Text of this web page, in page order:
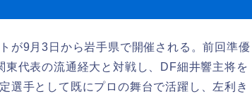
が9月3日から岩手県で開催される。前回準優
代表の流通経大と対戦し、DF細井響主将を
選手として既にプロの舞台で活躍し、左利き